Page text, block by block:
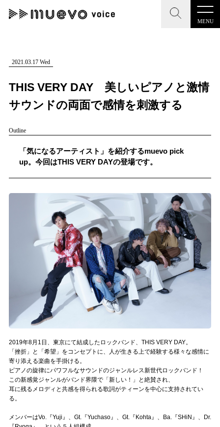
MENU
CLOSE
記事を検索する
人気ワード
#男性SSW #ポップス #女性SSW
#ヒップホップ #男性シンガーグループ #R&B/ソウル
CLOSE
"読者の声を形にする”音楽特化メディア
MENU
記事一覧
会社概要
お問い合わせ
記事リクエスト
muevoクラウドファンディング
muevoコミュニティ
ぶいクラ！by muevo
ぶいコミュ！by muevo
ぶいマガ！ by muevo
Follow us
2021.03.17 Wed
THIS VERY DAY 美しいピアノと激情
サウンドの両面で感情を刺激する
Outline
「気になるアーティスト」を紹介するmuevo pick
up。今回はTHIS VERY DAYの登場です。
2019年8月1日、東京にて結成したロックバンド、THIS VERY DAY。
「挫折」と「希望」をコンセプトに、人が生きる上で経験する様々な感情に
寄り添える楽曲を手掛ける。
ピアノの旋律にパワフルなサウンドのジャンルレス新世代ロックバンド！
この新感覚ジャンルがバンド界隈で「新しい！」と絶賛され、
耳に残るメロディと共感を得られる歌詞がティーンを中心に支持されてい
る。
メンバーはVo.『Yuji』、Gt.『Yuchaso』、Gt.『Kohta』、Ba.『SHiN』、Dr.